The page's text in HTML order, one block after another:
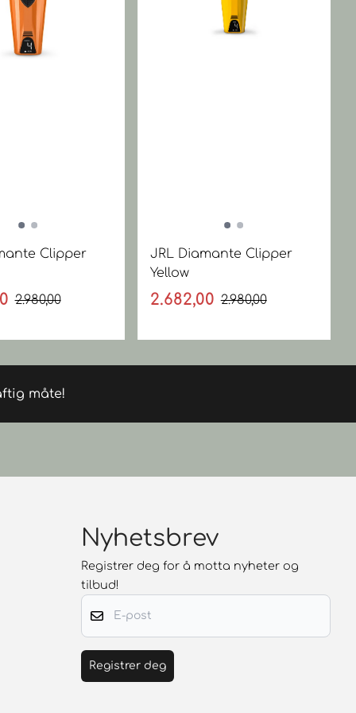
Clipper
2.980,00
JRL Diamante Clipper
Yellow
2.682,00 2.980,00
måte!
Nyhetsbrev
Registrer deg for å motta nyheter og
tilbud!
E-post
Registrer deg